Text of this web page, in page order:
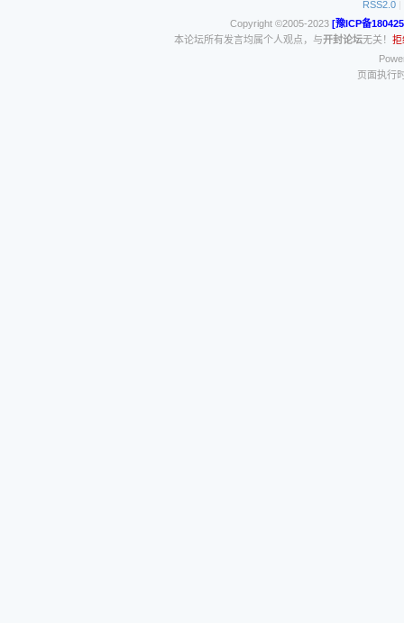
RSS2.0 |
Copyright ©2005-2023 [豫ICP备
本论坛所有发言均属个人观点，与开封论坛无关！ 拒
页面执行